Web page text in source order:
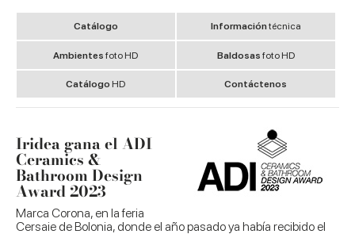
Catálogo Informacióntécnica
Ambientesfoto HD Baldosas foto HD
Catálogo HD Contáctenos
Iridea gana el ADI
Ceramics &
Bathroom Design
Award 2023
Marca Corona, en la feria
Cersaie de Bolonia, donde el año pasado ya había recibido el